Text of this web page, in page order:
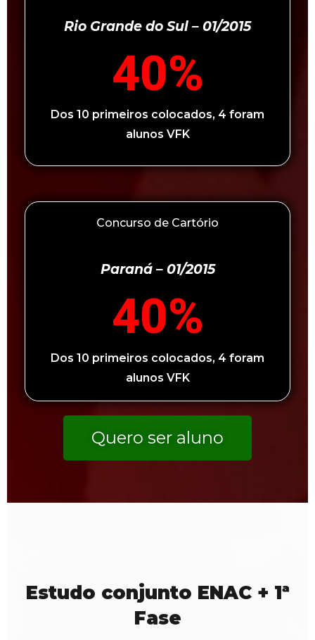
Rio Grande do Sul – 01/2015
40%
Dos 10 primeiros colocados, 4 foram
alunos VFK
Concurso de Cartório
Paraná – 01/2015
40%
Dos 10 primeiros colocados, 4 foram
alunos VFK
Quero ser aluno
Estudo conjunto ENAC + 1ª
Fase